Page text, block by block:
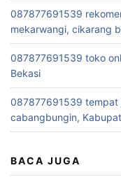
087877691539
mekarwangi, cikarang
087877691539 toko
Bekasi
087877691539 tempat
cabangbungin,
BACA JUGA